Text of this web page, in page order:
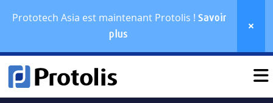
Prototech Asia est maintenant Protolis ! Savoir
plus